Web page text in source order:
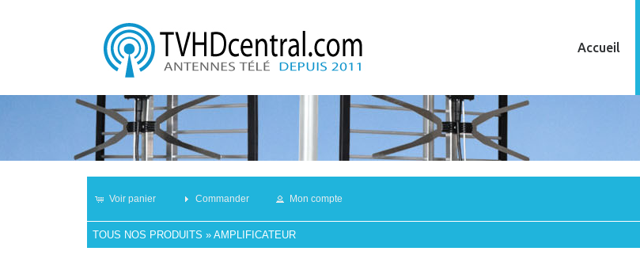
Accueil
Voir panier Commander Mon compte
TOUS NOS PRODUITS »AMPLIFICATEUR